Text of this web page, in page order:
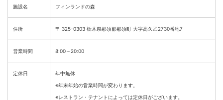
施設名 フィンランドの森
住所 〒 325-0303 栃木県那須郡那須町 大字高久乙2730番地7
営業時間 8:00～20:00
定休日
年中無休
※年末年始の営業時間が変わります。
※レストラン・テナントによっては定休日がございます。